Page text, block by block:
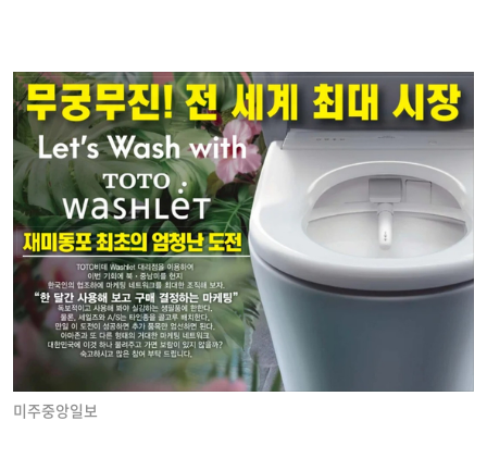
미주중앙일보